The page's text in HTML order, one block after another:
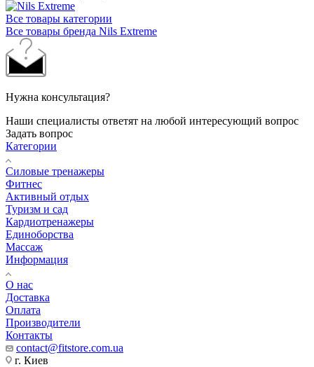
Все товары категории
Все товары бренда Nils Extreme
Нужна консультация?
Наши специалисты ответят на любой интересующий вопрос
Задать вопрос
Категории
Силовые тренажеры
Фитнес
Активный отдых
Туризм и сад
Кардиотренажеры
Единоборства
Массаж
Информация
О нас
Доставка
Оплата
Производители
Контакты
contact@fitstore.com.ua
г. Киев